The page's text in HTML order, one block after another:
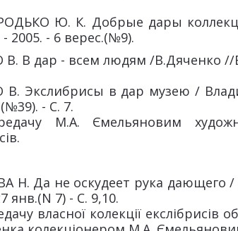
Ю. К. Добрые дары
2005. - 6 верес.(№9).
В дар - всем людям /В.Дяченко //
Экслибрисы в дар музею /
- С. 7.
М.А. Ємельяновим
Н. Да не оскудеет рука дающего /
янв.(N 7) - С. 9,10.
власної колекції